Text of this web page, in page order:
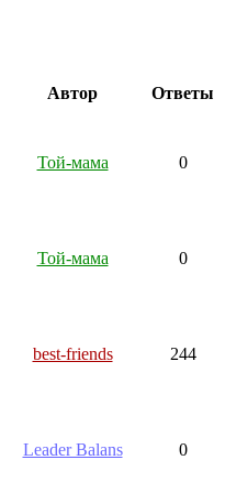
Автор Ответы
Той-мама 0
Той-мама 0
best-friends 244
Leader Balans 0